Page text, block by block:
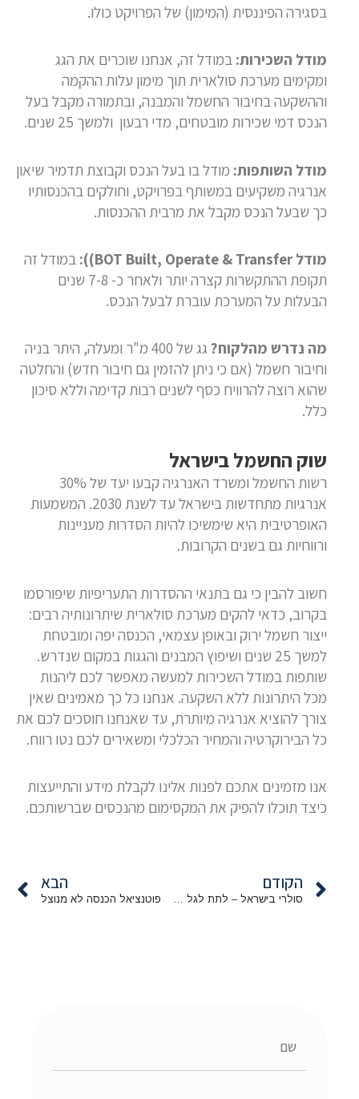
בסגירה הפיננסית (המימון) של הפרויקט כולו.
מודל השכירות: במודל זה, אנחנו שוכרים את הגג
ומקימים מערכת סולארית תוך מימון עלות ההקמה
וההשקעה בחיבור החשמל והמבנה, ובתמורה מקבל בעל
הנכס דמי שכירות מובטחים, מדי רבעון ולמשך 25 שנים.
מודל השותפות: מודל בו בעל הנכס וקבוצת תדמיר שיאון
אנרגיה משקיעים במשותף בפרויקט, וחולקים בהכנסותיו
כך שבעל הנכס מקבל את מרבית ההכנסות.
מודל BOT Built, Operate & Transfer)
): במודל זה
תקופת ההתקשרות קצרה יותר ולאחר כ- 7-8 שנים
הבעלות על המערכת עוברת לבעל הנכס.
מה נדרש מהלקוח?
גג של 400 מ"ר ומעלה, היתר בניה
וחיבור חשמל (אם כי ניתן להזמין גם חיבור חדש) והחלטה
שהוא רוצה להרוויח כסף לשנים רבות קדימה וללא סיכון
כלל.
שוק החשמל בישראל
רשות החשמל ומשרד האנרגיה קבעו יעד של 30%
אנרגיות מתחדשות בישראל עד לשנת 2030. המשמעות
האופרטיבית היא שימשיכו להיות הסדרות מעניינות
ורווחיות גם בשנים הקרובות.
חשוב להבין כי גם בתנאי ההסדרות התעריפיות שיפורסמו
בקרוב, כדאי להקים מערכת סולארית שיתרונותיה רבים:
ייצור חשמל ירוק ובאופן עצמאי, הכנסה יפה ומובטחת
למשך 25 שנים ושיפוץ המבנים והגגות במקום שנדרש.
שותפות במודל השכירות למעשה מאפשר לכם ליהנות
מכל היתרונות ללא השקעה. אנחנו כל כך מאמינים שאין
צורך להוציא אנרגיה מיותרת, עד שאנחנו חוסכים לכם את
כל הבירוקרטיה והמחיר הכלכלי ומשאירים לכם נטו רווח.
אנו מזמינים אתכם לפנות אלינו לקבלת מידע והתייעצות
כיצד תוכלו להפיק את המקסימום מהנכסים שברשותכם.
הקודם הבא
פוטנציאל הכנסה לא מנוצל